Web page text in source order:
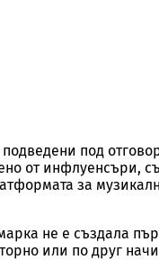
под
от инфлуенсъри,
за
не е създала
или по друг